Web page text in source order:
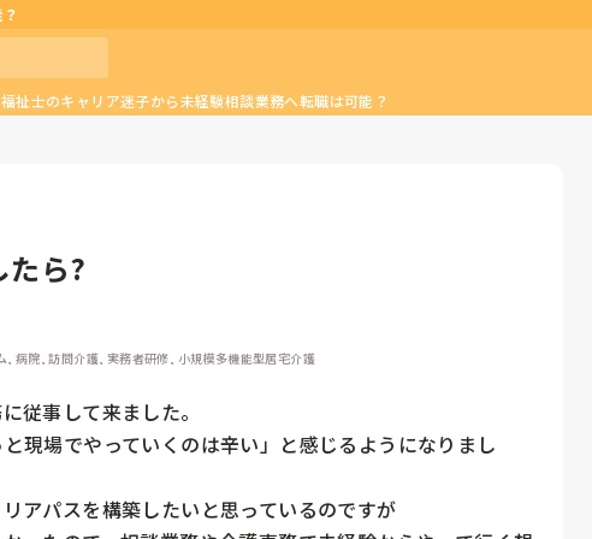
祉士のキャリア迷子から未経験相談業務へ転職は可能？
たら?
病院, 訪問介護, 実務者研修, 小規模多機能型居宅介護
従事して来ました。
現場でやっていくのは辛い」と感じるようになりまし
アパスを構築したいと思っているのですが